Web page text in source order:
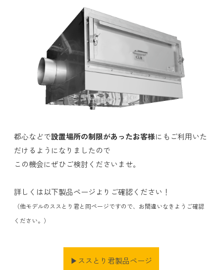
都心などで設置場所の制限があったお客様にもご利用いた
だけるようになりましたので
この機会にぜひご検討くださいませ。
詳しくは以下製品ページよりご確認ください！
（他モデルのススとり君と同ページですので、お間違いなきようご確認
ください。）
▶ススとり君製品ページ